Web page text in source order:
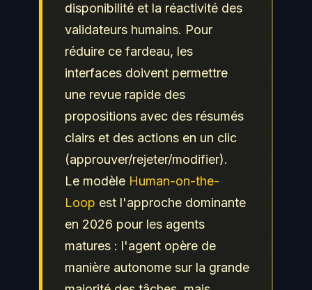
disponibilité et la réactivité des
validateurs humains. Pour
réduire ce fardeau, les
interfaces doivent permettre
une revue rapide des
propositions avec des résumés
clairs et des actions en un clic
(approuver/rejeter/modifier).
Le modèle Human-on-the-
Loop est l'approche dominante
en 2026 pour les agents
matures : l'agent opère de
manière autonome sur la grande